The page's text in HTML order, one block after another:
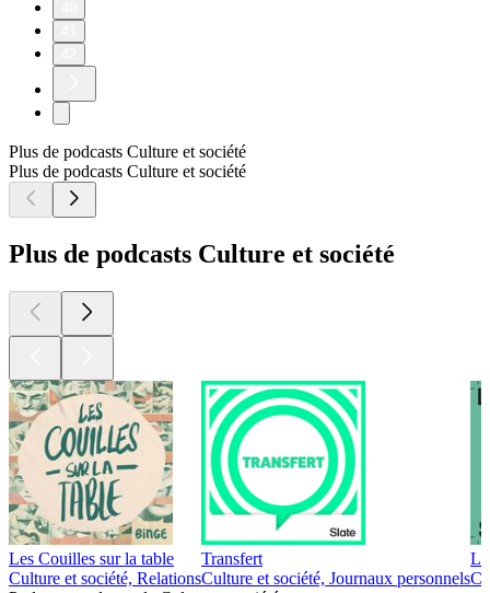
Plus de podcasts Culture et société
Plus de podcasts Culture et société
Plus de podcasts Culture et société
Les Couilles sur la table
Culture et société, Relations
Transfert
Culture et société, Journaux personnels